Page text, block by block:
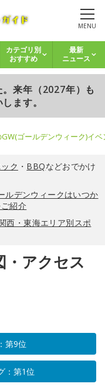
MENU
カテゴリ別
おすすめ
最新
ニュース
来年（2027年）も
ます。
ゴールデンウィーク)イ
ク ・ BBQなどおでかけ
ルデンウィークはいつか
紹介
西・東海エリア別スポ
・アクセス
第9位
：第1位